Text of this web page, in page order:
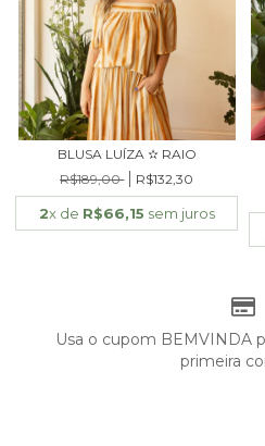
BLUSA LUÍZA ✫ RAIO
R$189,00
R$132,30
2x de R$66,15 sem juros
Usa o cupom BEMVINDA
primeira